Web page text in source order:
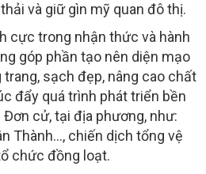
và giữ gìn mỹ quan đô thị.
cực trong nhận thức và hành
góp phần tạo nên diện mạo
sạch đẹp, nâng cao chất
đẩy quá trình phát triển bền
cử, tại địa phương, như:
Thành…, chiến dịch tổng vệ
chức đồng loạt.